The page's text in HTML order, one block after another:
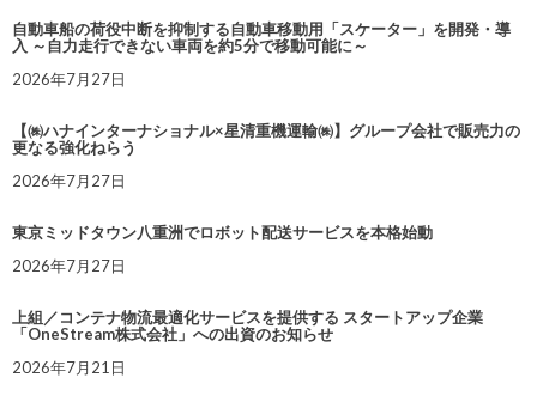
自動車船の荷役中断を抑制する自動車移動用「スケーター」を開発・導
入 ～自力走行できない車両を約5分で移動可能に～
2026年7月27日
【㈱ハナインターナショナル×星清重機運輸㈱】グループ会社で販売力の
更なる強化ねらう
2026年7月27日
東京ミッドタウン八重洲でロボット配送サービスを本格始動
2026年7月27日
上組／コンテナ物流最適化サービスを提供する スタートアップ企業
「OneStream株式会社」への出資のお知らせ
2026年7月21日